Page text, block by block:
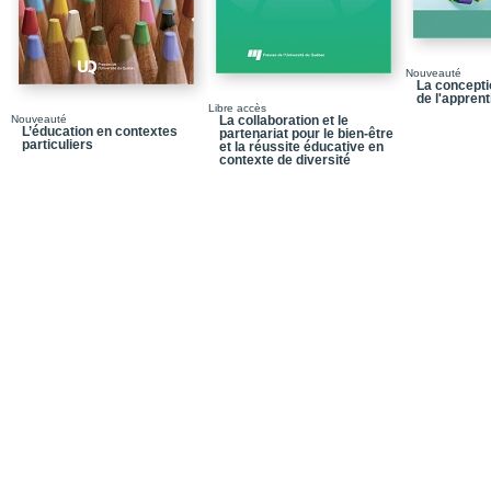
Chapitre 3 /
Conclusion
Chapitre 4 / La méta-
Nouveauté
L’éducation en contextes
particuliers
Libre accès
La collaboration et le
partenariat pour le bien-être
et la réussite éducative en
contexte de diversité
Nouveauté
La
de